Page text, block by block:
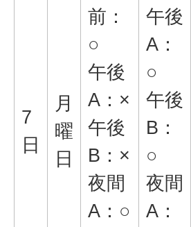
7
日
月
曜
日
前：
○
午後
A：×
午後
B：×
夜間
A：○
午後
A：
○
午後
B：
○
夜間
A：